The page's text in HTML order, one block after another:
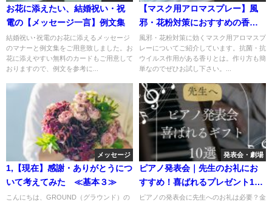
お花に添えたい、結婚祝い・祝
電の【メッセージ一言】例文集
結婚祝い･祝電のお花に添えるメッセージ
のマナーと例文集をご用意致しました。お
花に添えやすい無料のカードもご用意して
おりますので、例文を参考に...
【マスク用アロマスプレー】風
邪・花粉対策におすすめの香り
＆作り方
風邪・花粉対策に効くマスク用アロマスプ
レーについてご紹介しています。抗菌・抗
ウイルス作用がある香りとは。作り方も簡
単なのでぜひお試し下さい。...
メッセージ
1,【現在】感謝・ありがとうにつ
いて考えてみた ≪基本３≫
こんにちは、GROUND（グラウンド）の
発表会・劇場
ピアノ発表会｜先生のお礼にお
すすめ！喜ばれるプレゼント10
選
ピアノの発表会に先生へのお礼は必要？金